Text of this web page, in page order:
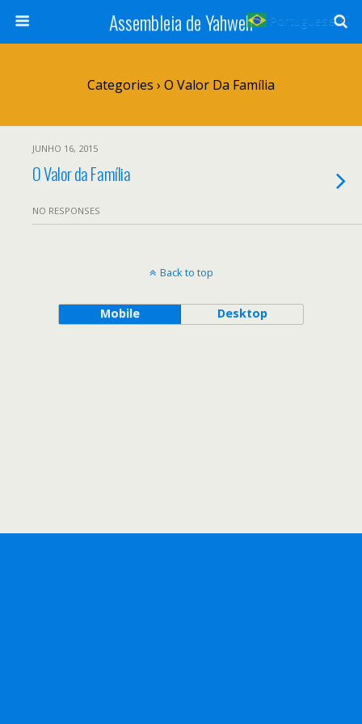
Assembleia de Yahweh
Categories › O Valor Da Família
JUNHO 16, 2015
O Valor da Família
NO RESPONSES
Back to top
Mobile Desktop
Portuguese ▼